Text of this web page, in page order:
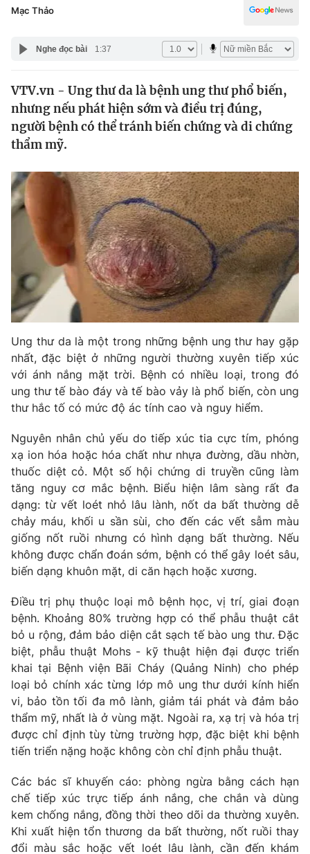
Pháp luật
Y tế
Thế giới
Tin tức
Thế giới đó đây
Câu chuyện quốc tế
Kinh tế
Thị trường
Góc doanh nghiệp
Dữ liệu và đời sống
Truyền hình
Phim VTV
Hậu trường
Nhân vật
Khán giả
Giải sao mai
Giải trí
Điện ảnh
Âm nhạc
Đời sống
Du lịch
Làm đẹp
Chất lượng cuộc sống
Tuyển sinh
Học trực tuyến
Công nghệ
Hitech Công nghệ tương lai
Thị trường
Tư vấn
Giao lưu trực tuyến
Lịch phát sóng
Chuyên mục khác
Emagazine Podcast
Photo Infographic
Video Shorts video
VTV Money VTV Thể thao
VTV Sức khoẻ Bất động sản
Thị trường 24h Tấm lòng Việt
VTV9 VTV8
Liên hệ tòa soạn English
Công nghệ
Mạc Thảo
Nghe đọc bài 1:37
VTV.vn - Ung thư da là bệnh ung thư phổ biến,
nhưng nếu phát hiện sớm và điều trị đúng,
người bệnh có thể tránh biến chứng và di chứng
thẩm mỹ.
Ung thư da là một trong những bệnh ung thư hay gặp
nhất, đặc biệt ở những người thường xuyên tiếp xúc
với ánh nắng mặt trời. Bệnh có nhiều loại, trong đó
ung thư tế bào đáy và tế bào vảy là phổ biến, còn ung
thư hắc tố có mức độ ác tính cao và nguy hiểm.
Nguyên nhân chủ yếu do tiếp xúc tia cực tím, phóng
xạ ion hóa hoặc hóa chất như nhựa đường, dầu nhờn,
thuốc diệt cỏ. Một số hội chứng di truyền cũng làm
tăng nguy cơ mắc bệnh. Biểu hiện lâm sàng rất đa
dạng: từ vết loét nhỏ lâu lành, nốt da bất thường dễ
chảy máu, khối u sần sùi, cho đến các vết sẫm màu
giống nốt ruồi nhưng có hình dạng bất thường. Nếu
không được chẩn đoán sớm, bệnh có thể gây loét sâu,
biến dạng khuôn mặt, di căn hạch hoặc xương.
Điều trị phụ thuộc loại mô bệnh học, vị trí, giai đoạn
bệnh. Khoảng 80% trường hợp có thể phẫu thuật cắt
bỏ u rộng, đảm bảo diện cắt sạch tế bào ung thư. Đặc
biệt, phẫu thuật Mohs - kỹ thuật hiện đại được triển
khai tại Bệnh viện Bãi Cháy (Quảng Ninh) cho phép
loại bỏ chính xác từng lớp mô ung thư dưới kính hiển
vi, bảo tồn tối đa mô lành, giảm tái phát và đảm bảo
thẩm mỹ, nhất là ở vùng mặt. Ngoài ra, xạ trị và hóa trị
được chỉ định tùy từng trường hợp, đặc biệt khi bệnh
tiến triển nặng hoặc không còn chỉ định phẫu thuật.
Các bác sĩ khuyến cáo: phòng ngừa bằng cách hạn
chế tiếp xúc trực tiếp ánh nắng, che chắn và dùng
kem chống nắng, đồng thời theo dõi da thường xuyên.
Khi xuất hiện tổn thương da bất thường, nốt ruồi thay
đổi màu sắc hoặc vết loét lâu lành, cần đến khám